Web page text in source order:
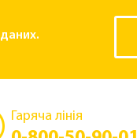
Гаряча лінія